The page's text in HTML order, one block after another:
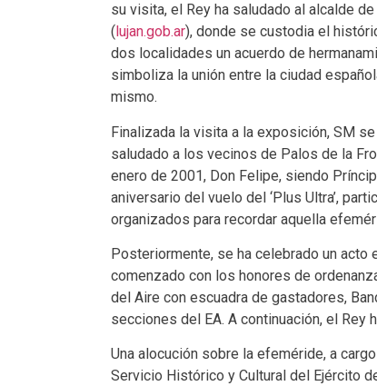
su visita, el Rey ha saludado al alcalde
( lujan.gob.ar), donde se custodia el
dos localidades un acuerdo de
simboliza la unión entre la ciudad
mismo.
Finalizada la visita a la exposición, SM
saludado a los vecinos de Palos de la
enero de 2001, Don Felipe, siendo
aniversario del vuelo del ‘Plus Ultra’,
organizados para recordar aquella
Posteriormente, se ha celebrado un
comenzado con los honores de
del Aire con escuadra de gastadores,
secciones del EA. A continuación, el
Una alocución sobre la efeméride, a
Servicio Histórico y Cultural del Ejército